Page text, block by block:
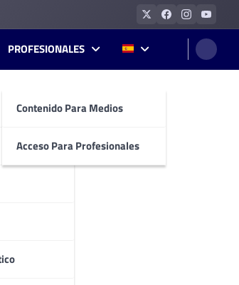
PROFESIONALES
Contenido Para Medios
Acceso Para Profesionales